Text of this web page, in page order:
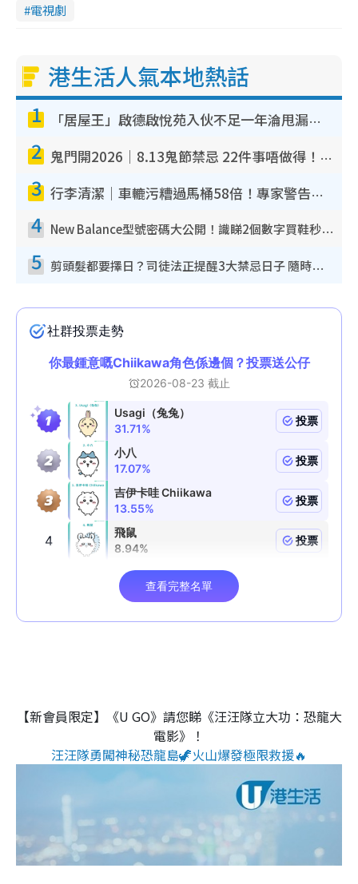
電視劇
港生活人氣本地熱話
1 「居屋王」啟德啟悅苑入伙不足一年淪甩漏之王！插頭噴火花致大停電 多戶業主全屋家電報銷
2 鬼門開2026｜8.13鬼節禁忌 22件事唔做得！燒肉、刺身要少食？半夜勿吹口哨/打呢個電話
3 行李清潔｜車轆污糟過馬桶58倍！專家警告忌用酒精抹 教1招免污手除菌
4 New Balance型號密碼大公開！識睇2個數字買鞋秒知功能免中伏 附5大熱門鞋款
5 剪頭髮都要擇日？司徒法正提醒3大禁忌日子 隨時剪走財運！呢日剪髮恐「剪壽命」？
【新會員限定】《U GO》請您睇《汪汪隊立大功：恐龍大
電影》！
汪汪隊勇闖神秘恐龍島🦖火山爆發極限救援🔥